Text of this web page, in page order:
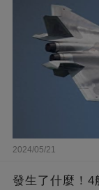
2024/05/21
發生了什麼！4